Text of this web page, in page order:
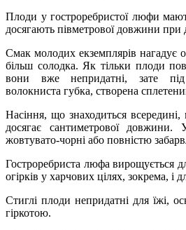
Плоди у гостроребристої люфи
досягають півметрової довжини при
Смак молодих екземплярів нагадує
більш солодка. Як тільки плоди
вони вже непридатні, зате
волокниста губка, створена
Насіння, що знаходиться
досягає сантиметрової
жовтувато-чорні або повністю
Гостроребриста люфа вирощується
огірків у харчових цілях, зокрема, і
Стиглі плоди непридатні для їжі,
гіркотою.